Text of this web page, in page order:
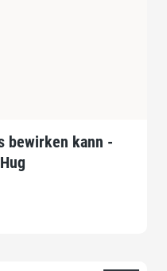
bewirken kann -